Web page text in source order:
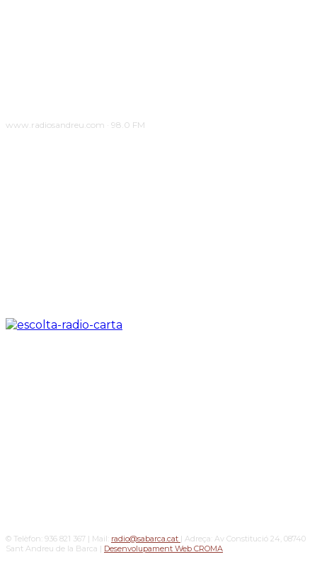
www.radiosandreu.com · 98.0 FM
© Telèfon: 936 821 367 | Mail: radio@sabarca.cat | Adreça: Av Constitució 24, 08740
Sant Andreu de la Barca | Desenvolupament Web CROMA